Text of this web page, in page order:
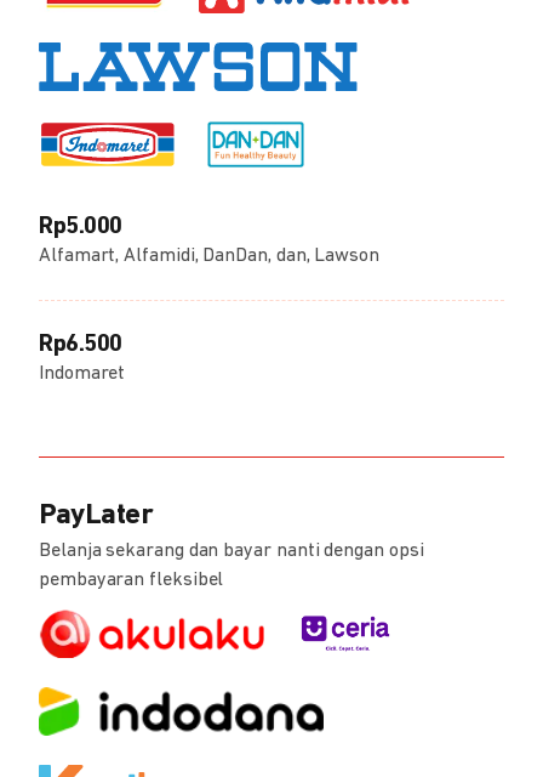
Rp5.000
Alfamart, Alfamidi, DanDan, dan, Lawson
Rp6.500
Indomaret
PayLater
Belanja sekarang dan bayar nanti dengan opsi
pembayaran fleksibel